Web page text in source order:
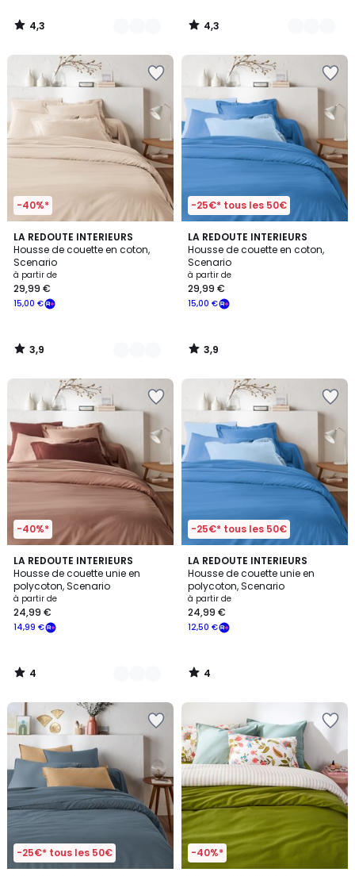
49,99
€
notre
programme
pour
payer
à
la
€.
4,3
/
4,3
/
-40%*
LA REDOUTE INTERIEURS
Housse de couette en coton,
Scenario
à partir de
15,00 €
29,99 €
3,9
/ 5
22
Couleurs
3,9
/
-25€* tous les 50€
LA REDOUTE INTERIEURS
Housse de couette en coton,
Scenario
à partir de
15,00 €
29,99 €
3,9
/ 5
3,9
/
-40%*
LA REDOUTE INTERIEURS
Housse de couette unie en
polycoton, Scenario
à partir de
14,99 €
24,99 €
4
/
5
16
Couleurs
4
/
-25€* tous les 50€
LA REDOUTE INTERIEURS
Housse de couette unie en
polycoton, Scenario
à partir de
12,50 €
24,99 €
4
/
5
4
/
-25€* tous les 50€ -40%*